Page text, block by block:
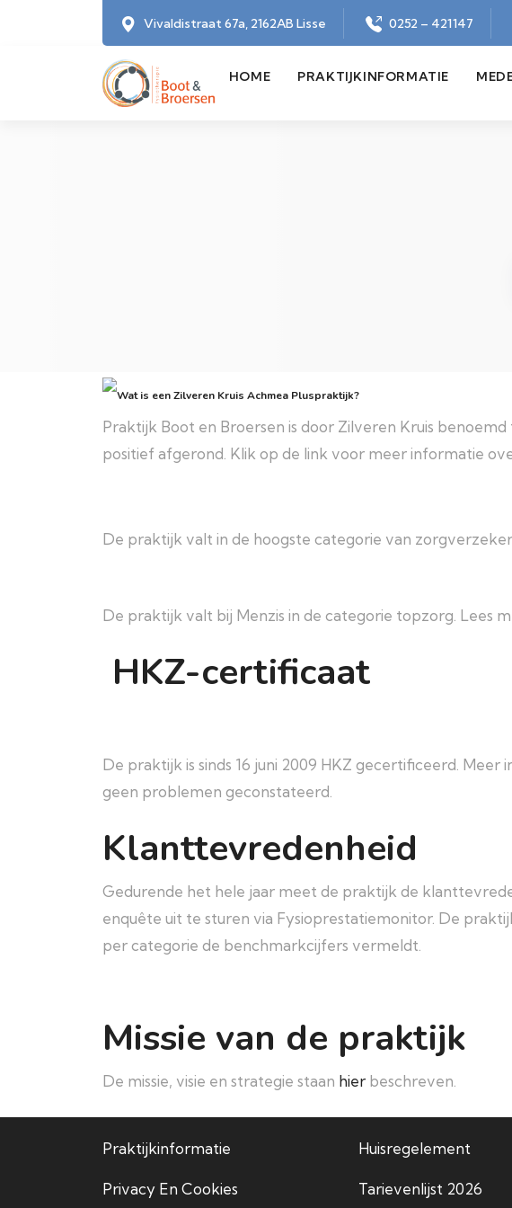
Vivaldistraat 67a, 2162AB Lisse 0252 – 421147
HOME PRAKTIJKINFORMATIE
Praktijk Boot en Broersen is door Zilveren Kruis benoemd
positief afgerond. Klik op de link voor meer informatie
De praktijk valt in de hoogste categorie van
De praktijk valt bij Menzis in de categorie topzorg. Lees
HKZ-certificaat
De praktijk is sinds 16 juni 2009 HKZ gecertificeerd.
geen problemen geconstateerd.
Klanttevredenheid
Gedurende het hele jaar meet de praktijk de
enquête uit te sturen via Fysioprestatiemonitor. De
per categorie de benchmarkcijfers vermeldt.
Missie van de praktijk
De missie, visie en strategie staan hier beschreven.
Praktijkinformatie
Privacy En Cookies
Huisregelement
Tarievenlijst 2026